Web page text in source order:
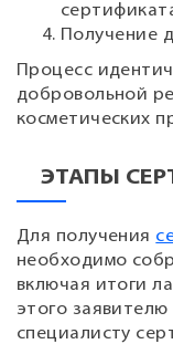
Получение
Процесс
добровольной
косметических
ЭТАПЫ
Для получения
необходимо
включая итоги
этого
специалисту